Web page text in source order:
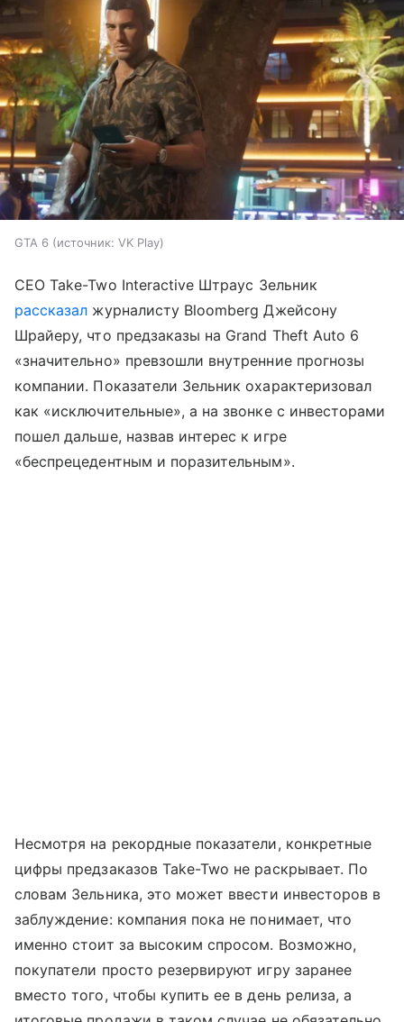
GTA 6 источник: VK Play
CEO Take-Two Interactive Штраус Зельник
рассказал журналисту Bloomberg Джейсону
Шрайеру, что предзаказы на Grand Theft Auto 6
«значительно» превзошли внутренние прогнозы
компании. Показатели Зельник охарактеризовал
как «исключительные», а на звонке с инвесторами
пошел дальше, назвав интерес к игре
«беспрецедентным и поразительным».
Несмотря на рекордные показатели, конкретные
цифры предзаказов Take-Two не раскрывает. По
словам Зельника, это может ввести инвесторов в
заблуждение: компания пока не понимает, что
именно стоит за высоким спросом. Возможно,
покупатели просто резервируют игру заранее
вместо того, чтобы купить ее в день релиза, а